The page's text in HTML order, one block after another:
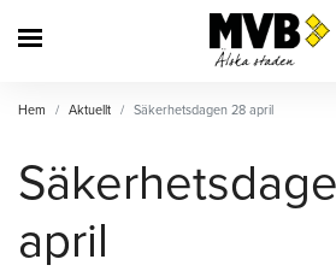
Hem Aktuellt Säkerhetsdagen 28 april
april